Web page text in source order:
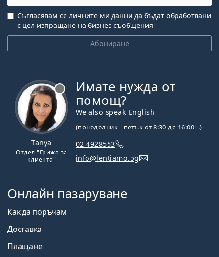
Абониране
Съгласявам се личните ми данни да бъдат обработвани
с цел изпращане на бизнес съобщения
Tanya
Отдел "Грижа за
клиента"
Имате нужда от
помощ?
We also speak English
(понеделник - петък от 8:30 до 16:00ч.)
02 4928553
info@lentiamo.bg
Онлайн пазаруване
Как да поръчам
Доставка
Плащане